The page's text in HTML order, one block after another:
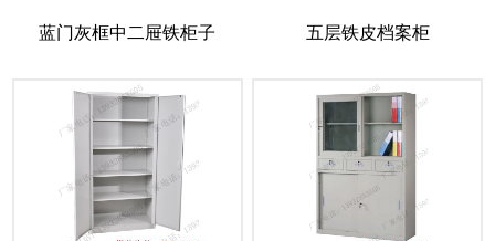
蓝门灰框中二屉铁柜子 五层铁皮档案柜